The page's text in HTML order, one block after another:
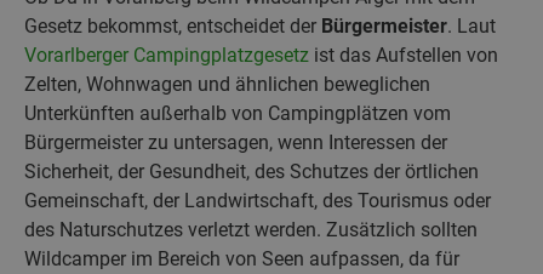
Gesetz bekommst, entscheidet der Bürgermeister. Laut
Vorarlberger Campingplatzgesetz ist das Aufstellen von
Zelten, Wohnwagen und ähnlichen beweglichen
Unterkünften außerhalb von Campingplätzen vom
Bürgermeister zu untersagen, wenn Interessen der
Sicherheit, der Gesundheit, des Schutzes der örtlichen
Gemeinschaft, der Landwirtschaft, des Tourismus oder
des Naturschutzes verletzt werden. Zusätzlich sollten
Wildcamper im Bereich von Seen aufpassen, da für